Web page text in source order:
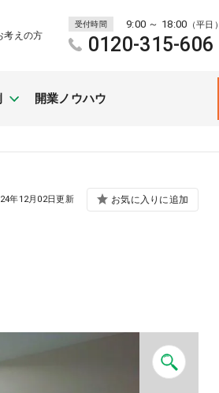
考えの方
受付時間 9:00 ～ 18:00 （平日）
0120-315-606
新規開業
開業ノウハウ
年12月02日更新 お気に入りに追加